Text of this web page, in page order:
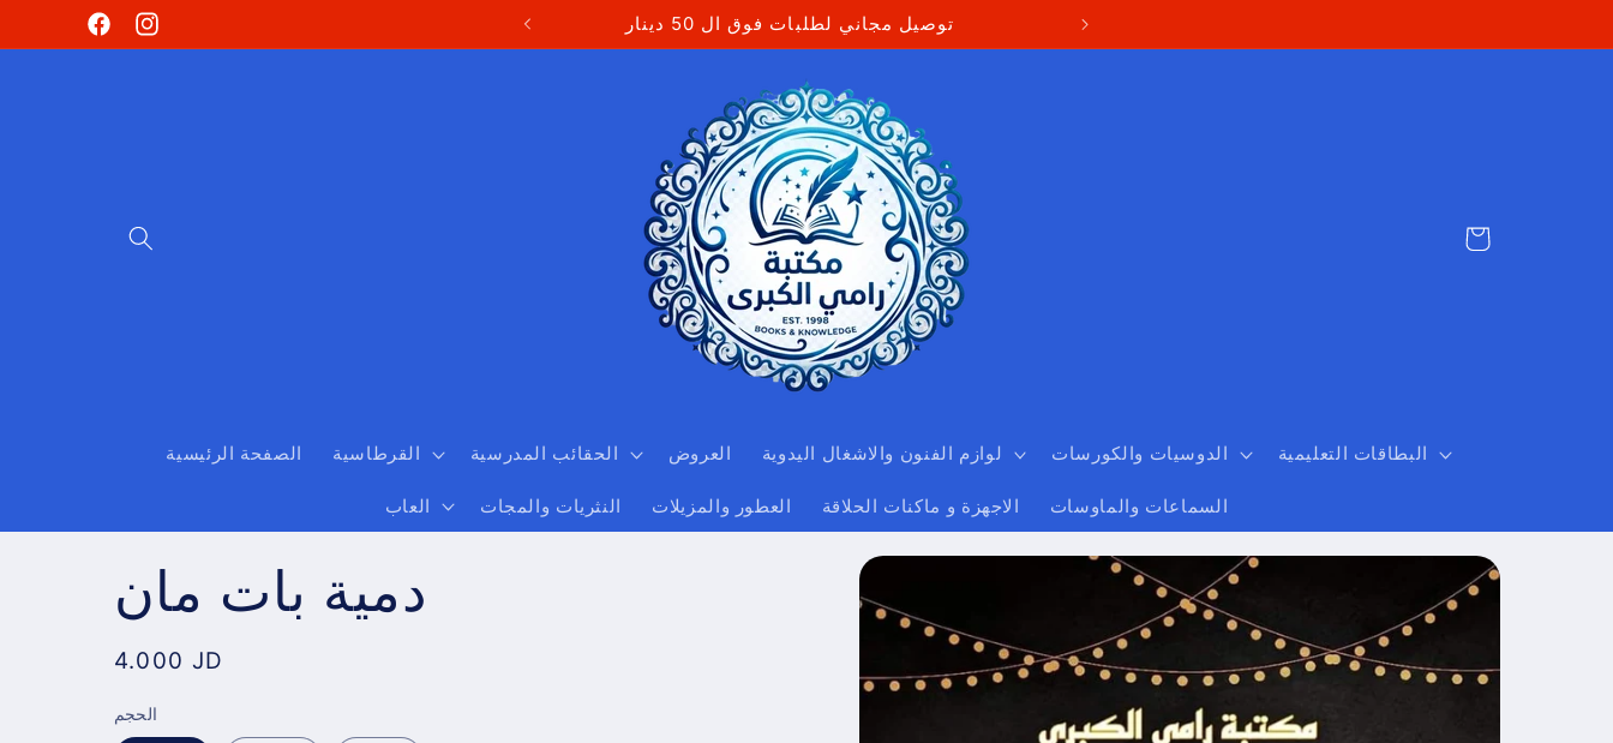
Skip to
contentFacebookInstagram
توصيل مجاني لطلبات فوق ال 50 دينار
الصفحة الرئيسية القرطاسية الحقائب المدرسية العروض لوازم الفنون والاشغال اليدوية الدوسيات والكورسات البطاقات التعليمية
العاب النثريات والمجات العطور والمزيلات الاجهزة و ماكنات الحلاقة السماعات والماوسات
Cart
دمية بات مان
Regular
4.000 JD
الحجم